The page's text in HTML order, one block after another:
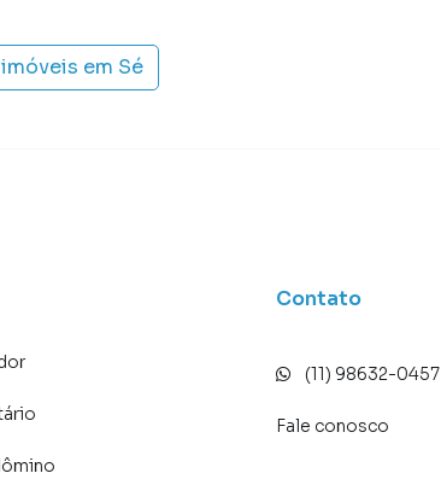
em Sé
Contato
(11) 98632-0457
Fale conosco